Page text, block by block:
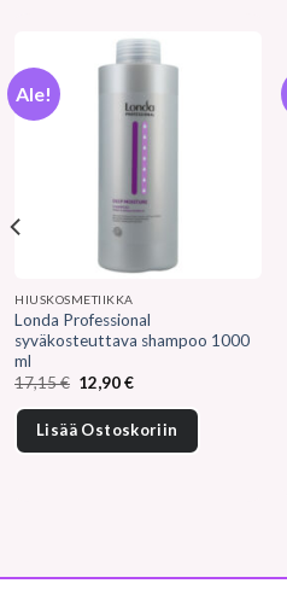
Ale!
HIUSKOSMETIIKKA
Londa Professional
syväkosteuttava shampoo 1000
ml
17,15€ Alkuperäinen
hinta
oli:
17,15 €.
12,90€Nykyinen
on:
12,90 €.
Lisää Ostoskoriin